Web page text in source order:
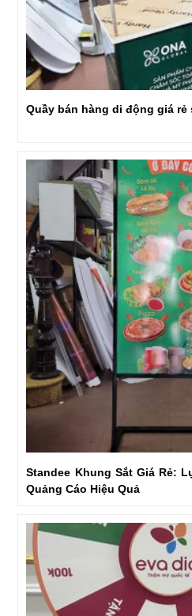
Quầy bán hàng di động giá
Standee Khung Sắt Giá Rẻ:
Quảng Cáo Hiệu Quả